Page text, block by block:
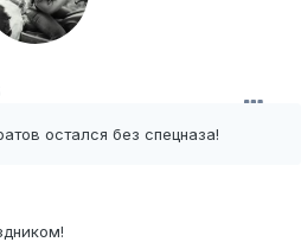
остался без спецназа!